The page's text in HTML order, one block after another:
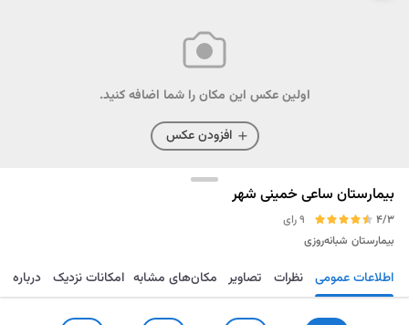
اولین عکس این مکان را شما اضافه کنید.
افزودن عکس
بیمارستان ساعی خمینی شهر
4/3
9 رای
بیمارستان شبانه‌روزی
مسیریابی ذخیره ارسال تماس اطلاعات عمومی نظرات تصاویر مکان‌های مشابه امکانات نزدیک درباره